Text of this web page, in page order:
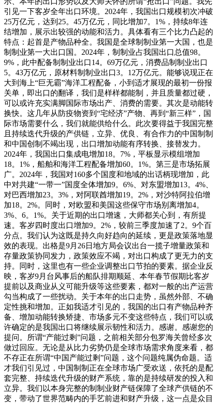
引见一下客岁全年出口环境。2024年，我国出口规模初次冲破
25万亿元，达到25。45万亿元，同比增加7。1%，持续8年连
结增加，展示出较强的动能和活力。具体看有三个比力凸起的
特点：起首是产物品种全。我国是全球制制业第一大国，也是
制制业第一大出口国。2024年，制制业占我国出口总值98。
9%，此中配备制制业出口14。69万亿元，消费品制制业出口
5。43万亿元，原材料制制业出口3。12万亿元。能够说现正在
大到海上“巨无霸”海洋工程配备，小到适才展现的最初一份报
关单，即出口的翻译，我们是样样都能制，并且质量都过硬，
可以或许充实满脚国际市场出产、消费的需要。其次是动能转
换快。这几年从防疫物资到“宅经济”产物、再到“新三样”，国
际市场需要什么，我们就能供给什么。此次要得益于我国完整
且持续迭代升级的产供链，立异、优良、有合作力的中国制制
和中国创制不竭出现，出口增加动能有序转换、接替发力。
2024年，我国出口集成电增加18。7%，平板显示模组增加
18。1%，船舶和海洋工程配备增加60。1%。第三是市场拓展
广。2024年，我国对160多个国度和地域的出话柄现增加，此
中对共建“一带一”国度全体增加9。6%、对东盟增加13。4%、
对巴西增加23。3%，对阿联酋增加19。2%，对沙特阿拉伯增
加18。2%。同时，对欧盟和美国这些保守市场别离增加4。
3%、6。1%。关于近期的出口增速，大师都关心到，有所提
速。客岁四时度出口增加9。2%，较前三季度加速了2。9个百
分点。我们认为这既是持久向好趋向的延续，更是政策落地显
效的表现。出格是9月26日地方局会议出台一揽子增量政策和
存量政策协同发力，政策效应不竭，对出口构成了更无力的支
持。同时，这里也有一些企业调整出口节拍的要素。据企业反
映，客岁9月台风事后的船队排期顺延、本年春节假期比客岁
提前以及商业从义可能升级等这些要素，都对一般的出产运营
勾当构成了一些扰动。关于本年的出口走势，虽然外部、不确
定性挑和增加。正如我适才引见的，我国的出口有产物品种齐
备、增加动能转换矫捷、市场多元不变这些特点，我们可以或
许确定的是我国出口将继续展示韧性和活力。感谢。感谢您的
提问。所谓“产能过剩”问题，之前相关部分包罗海关曾经多次
做过回应。无论是从比力劣势仍是全球市场需求角度来看，都
不存正在所谓“中国产能过剩”问题，这个问题纯属伪命题。适
才我们引见过，中国制制正在全球市场广受欢送，依托的是配
套完整、持续迭代升级的财产系统，靠的是持续研发的投入和
立异。我们以本身完整的制制业财产链保障了全球产供链的不
变，带动了世界范畴内的手艺前进和财产升级，这一点是众目